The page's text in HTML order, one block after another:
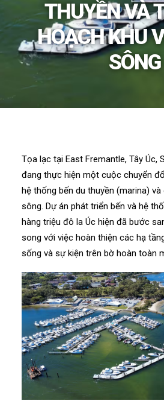
THUYỀN VÀ
HOẠCH KHU
SÔNG
Tọa lạc tại East Fremantle, Tây Úc,
đang thực hiện một cuộc chuyển
hệ thống bến du thuyền (marina)
sông. Dự án phát triển bến và hệ
hàng triệu đô la Úc hiện đã bước
song với việc hoàn thiện các hạ
sống và sự kiện trên bờ hoàn toàn